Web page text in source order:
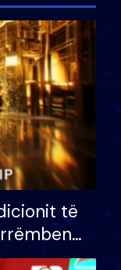
të
eurosh